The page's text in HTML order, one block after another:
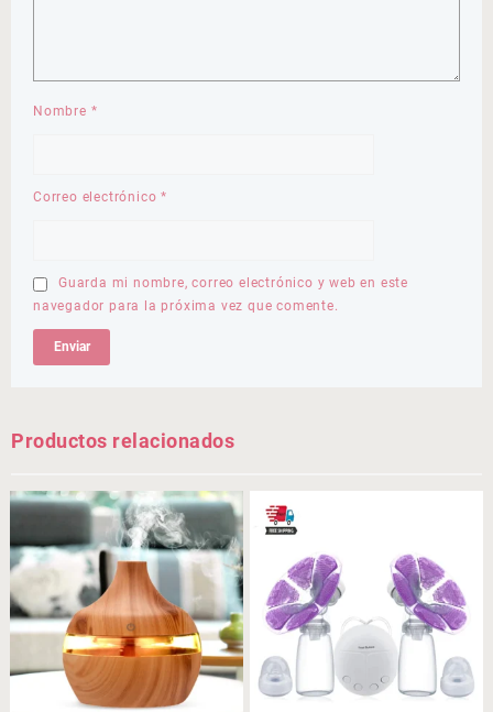
Nombre *
Correo electrónico*
Guarda mi nombre, correo electrónico y web en este
navegador para la próxima vez que comente.
Productos relacionados